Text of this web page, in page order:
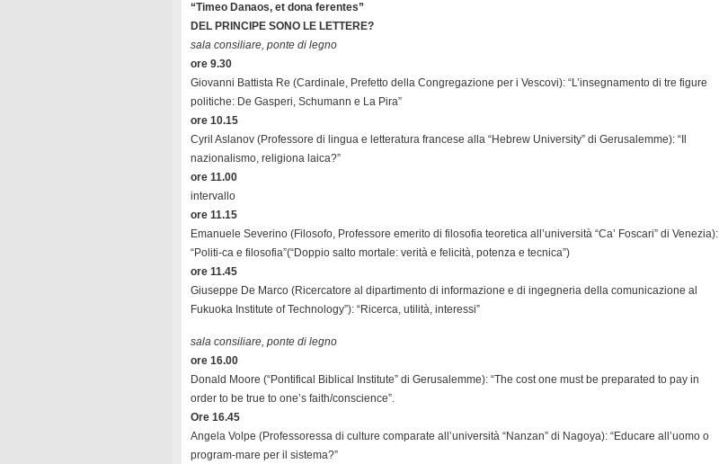
“Timeo Danaos, et dona ferentes”
DEL PRINCIPE SONO LE LETTERE?
sala consiliare, ponte di legno
ore 9.30
Giovanni Battista Re (Cardinale, Prefetto della Congregazione per i Vescovi): “L’insegnamento di tre figure
politiche: De Gasperi, Schumann e La Pira”
ore 10.15
Cyril Aslanov (Professore di lingua e letteratura francese alla “Hebrew University” di Gerusalemme): “Il
nazionalismo, religiona laica?”
ore 11.00
intervallo
ore 11.15
Emanuele Severino (Filosofo, Professore emerito di filosofia teoretica all’università “Ca’ Foscari” di Venezia):
“Politi-ca e filosofia”(“Doppio salto mortale: verità e felicità, potenza e tecnica”)
ore 11.45
Giuseppe De Marco (Ricercatore al dipartimento di informazione e di ingegneria della comunicazione al
Fukuoka Institute of Technology”): “Ricerca, utilità, interessi”
sala consiliare, ponte di legno
ore 16.00
Donald Moore (“Pontifical Biblical Institute” di Gerusalemme): “The cost one must be preparated to pay in
order to be true to one’s faith/conscience”.
Ore 16.45
Angela Volpe (Professoressa di culture comparate all’università “Nanzan” di Nagoya): “Educare all’uomo o
program-mare per il sistema?”